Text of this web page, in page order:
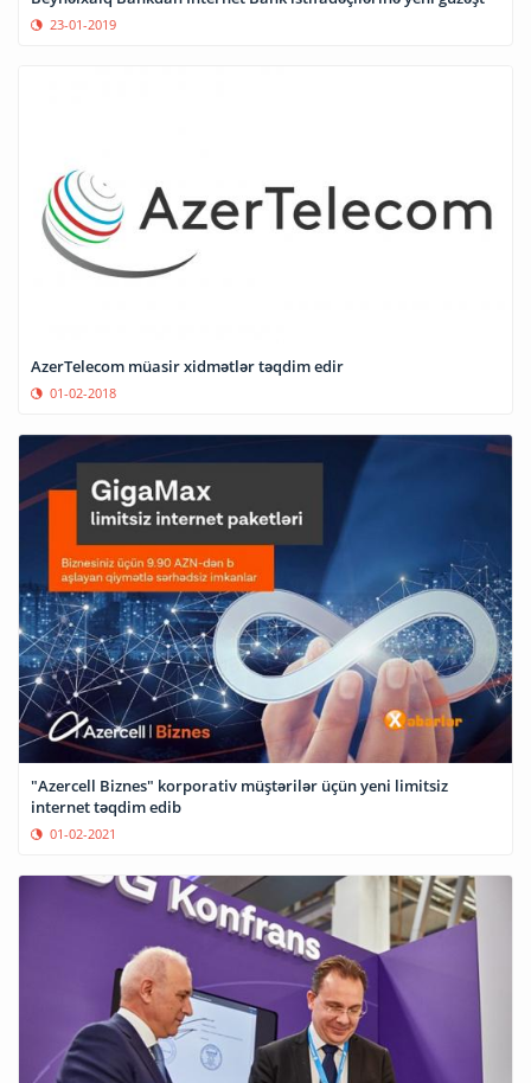
23-01-2019
AzerTelecom müasir xidmətlər təqdim edir
01-02-2018
"Azercell Biznes" korporativ müştərilər üçün yeni limitsiz
internet təqdim edib
01-02-2021